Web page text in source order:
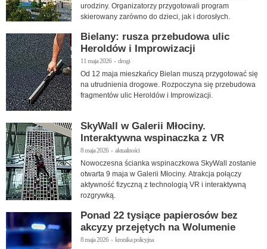
urodziny. Organizatorzy przygotowali program
skierowany zarówno do dzieci, jak i dorosłych.
Bielany: rusza przebudowa ulic
Heroldów i Improwizacji
11 maja 2026 › drogi
Od 12 maja mieszkańcy Bielan muszą przygotować się
na utrudnienia drogowe. Rozpoczyna się przebudowa
fragmentów ulic Heroldów i Improwizacji.
SkyWall w Galerii Młociny.
Interaktywna wspinaczka z VR
8 maja 2026 › aktualności
Nowoczesna ścianka wspinaczkowa SkyWall zostanie
otwarta 9 maja w Galerii Młociny. Atrakcja połączy
aktywność fizyczną z technologią VR i interaktywną
rozgrywką.
Ponad 22 tysiące papierosów bez
akcyzy przejętych na Wolumenie
8 maja 2026 › kronika policyjna